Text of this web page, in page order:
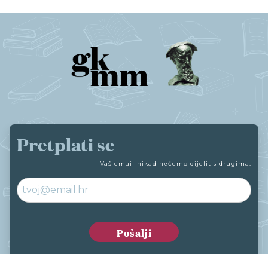
Pretplati se
Vaš email nikad nećemo dijelit s drugima.